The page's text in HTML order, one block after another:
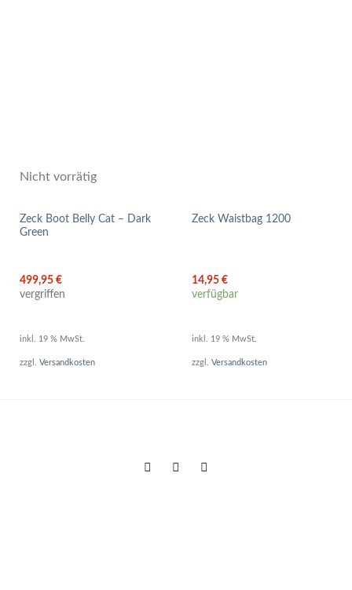
Nicht vorrätig
Zeck Boot Belly Cat – Dark
Green
499,95 €
vergriffen
inkl. 19 % MwSt.
zzgl. Versandkosten
Zeck Waistbag 1200
14,95 €
verfügbar
inkl. 19 % MwSt.
zzgl. Versandkosten